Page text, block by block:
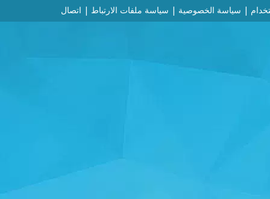
| سياسة الخصوصية | سياسة ملفات الارتباط | اتصال